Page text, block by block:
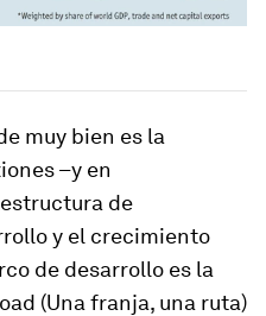
muy bien es la
–y en
de
y el crecimiento
de desarrollo es la
(Una franja, una ruta)